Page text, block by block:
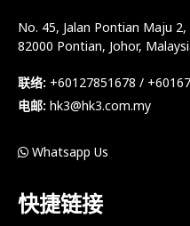
No. 45, Jalan Pontian Maju
82000 Pontian, Johor,
联络: +60127851678 /
电邮: hk3@hk3.com.my
Whatsapp Us
快捷链接